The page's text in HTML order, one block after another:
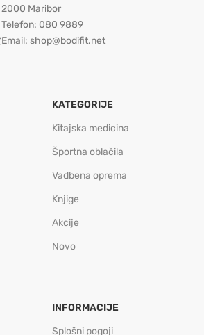
2000 Maribor
Telefon: 080 9889
Email: shop@bodifit.net
KATEGORIJE
Kitajska medicina
Športna oblačila
Vadbena oprema
Knjige
Akcije
Novo
INFORMACIJE
Splošni pogoji